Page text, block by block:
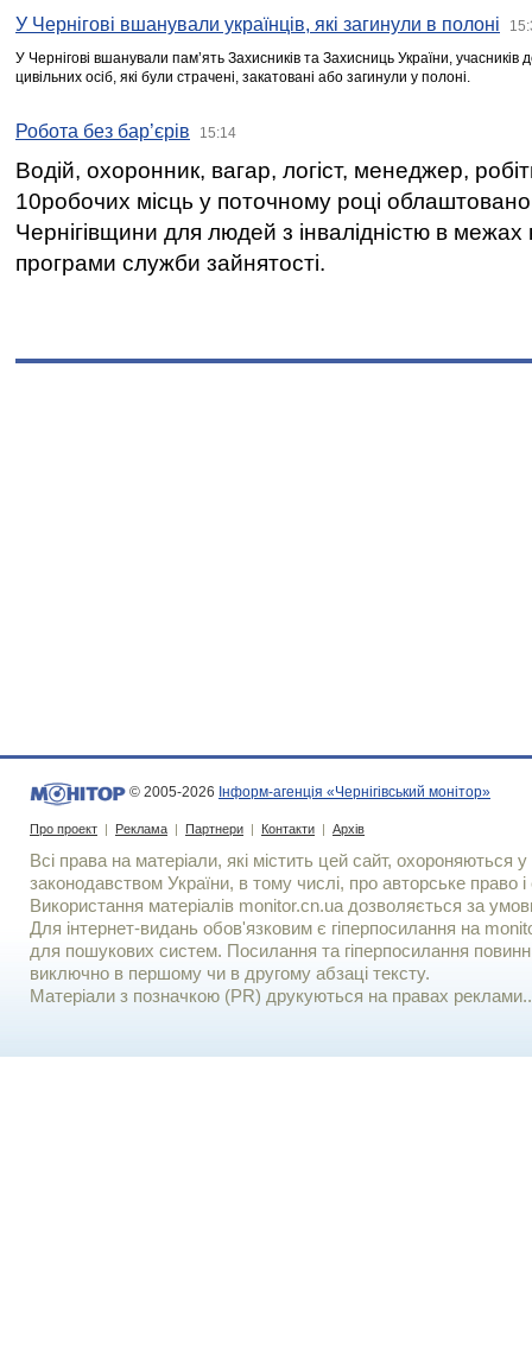
У Чернігові вшанували українців, які загинули в полоні
У Чернігові вшанували пам’ять Захисників та Захисниць України,
цивільних осіб, які були страчені, закатовані або загинули у полоні.
Робота без бар’єрів 15:14
Водій, охоронник, вагар, логіст, менеджер,
10робочих місць у поточному році
Чернігівщини для людей з інвалідністю в межах
програми служби зайнятості.
© 2005-2026 Інформ-агенція «Чернігівський монітор»
Про проект | Реклама | Партнери | Контакти | Архів
Всі права на матеріали, які містить цей сайт, охороняються у
законодавством України, в тому числі, про авторське право і
Використання матерiалiв monitor.cn.ua дозволяється за
Для iнтернет-видань обов'язковим є гiперпосилання на
для пошукових систем. Посилання та гіперпосилання
виключно в першому чи в другому абзаці тексту.
Матеріали з позначкою (PR) друкуються на правах реклами..